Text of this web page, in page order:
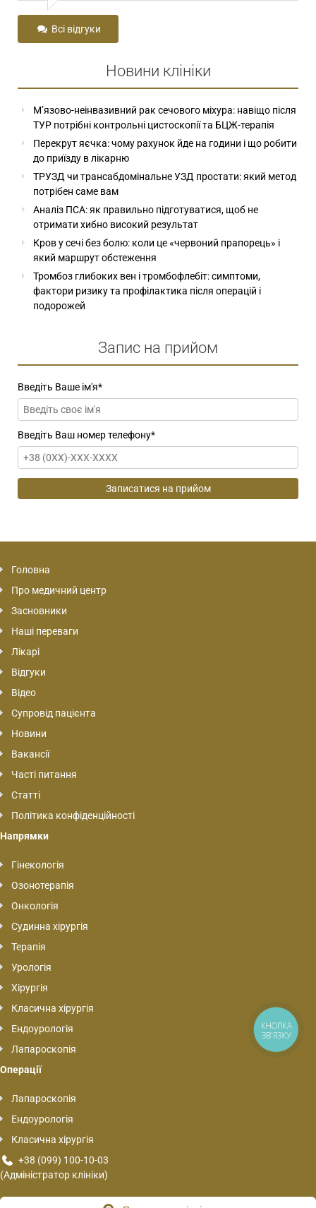
Всі відгуки
Новини клініки
М’язово-неінвазивний рак сечового міхура: навіщо після
ТУР потрібні контрольні цистоскопії та БЦЖ-терапія
Перекрут яєчка: чому рахунок йде на години і що робити
до приїзду в лікарню
ТРУЗД чи трансабдомінальне УЗД простати: який метод
потрібен саме вам
Аналіз ПСА: як правильно підготуватися, щоб не
отримати хибно високий результат
Кров у сечі без болю: коли це «червоний прапорець» і
який маршрут обстеження
Тромбоз глибоких вен і тромбофлебіт: симптоми,
фактори ризику та профілактика після операцій і
подорожей
Запис на прийом
Введіть Ваше ім'я*
Введіть Ваш номер телефону*
Головна
Про медичний центр
Засновники
Наші переваги
Лікарі
Відгуки
Відео
Супровід пацієнта
Новини
Вакансії
Часті питання
Статті
Політика конфіденційності
Напрямки
Гінекологія
Озонотерапія
Онкологія
Судинна хірургія
Терапія
Урологія
Хірургія
Класична хірургія
Ендоурологія
Лапароскопія
Операції
Лапароскопія
Ендоурологія
Класична хірургія
+38 (099) 100-10-03
(Адміністратор клініки)
КНОПКА
ЗВ'ЯЗКУ